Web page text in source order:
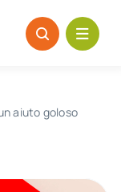
aiuto goloso